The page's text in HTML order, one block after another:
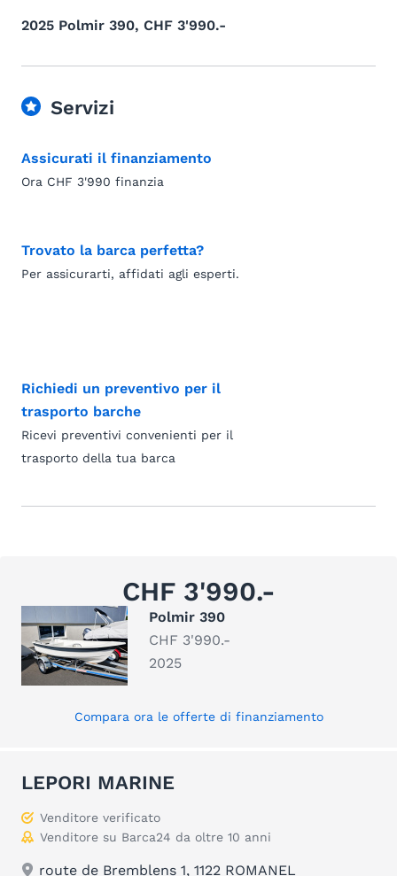
2025 Polmir 390, CHF 3'990.-
Servizi
Assicurati il finanziamento
Ora CHF 3'990 finanzia
Trovato la barca perfetta?
Per assicurarti, affidati agli esperti.
Richiedi un preventivo per il
trasporto barche
Ricevi preventivi convenienti per il
trasporto della tua barca
CHF 3'990.-
Polmir 390
CHF 3'990.-
2025
Compara ora le offerte di finanziamento
LEPORI MARINE
Venditore verificato
Venditore su Barca24 da oltre 10 anni
route de Bremblens 1, 1122 ROMANEL